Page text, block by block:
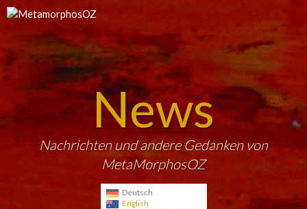
News
Nachrichten und andere Gedanken von
MetaMorphosOZ
Deutsch
English